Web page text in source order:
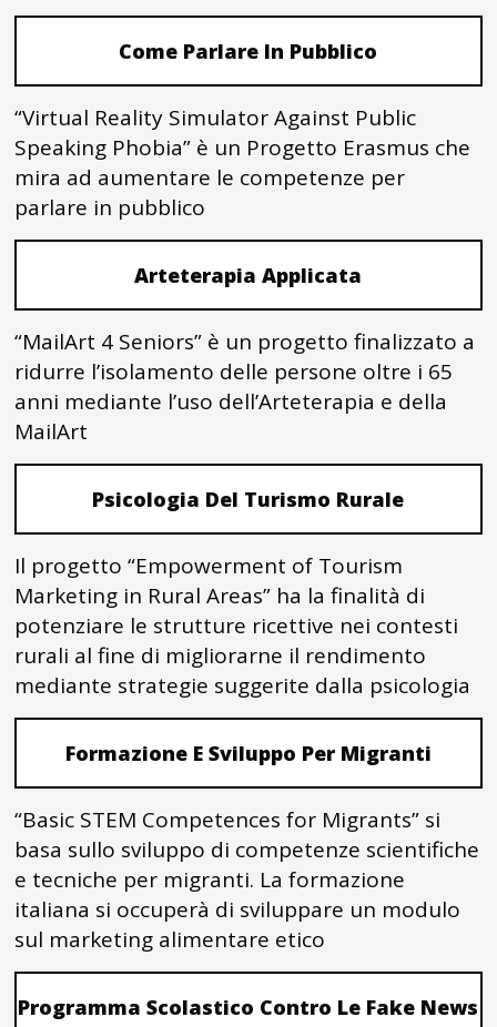
Come Parlare In Pubblico
“Virtual Reality Simulator Against Public
Speaking Phobia” è un Progetto Erasmus che
mira ad aumentare le competenze per
parlare in pubblico
Arteterapia Applicata
“MailArt 4 Seniors” è un progetto finalizzato a
ridurre l’isolamento delle persone oltre i 65
anni mediante l’uso dell’Arteterapia e della
MailArt
Psicologia Del Turismo Rurale
Il progetto “Empowerment of Tourism
Marketing in Rural Areas” ha la finalità di
potenziare le strutture ricettive nei contesti
rurali al fine di migliorarne il rendimento
mediante strategie suggerite dalla psicologia
Formazione E Sviluppo Per Migranti
“Basic STEM Competences for Migrants” si
basa sullo sviluppo di competenze scientifiche
e tecniche per migranti. La formazione
italiana si occuperà di sviluppare un modulo
sul marketing alimentare etico
Programma Scolastico Contro Le Fake News